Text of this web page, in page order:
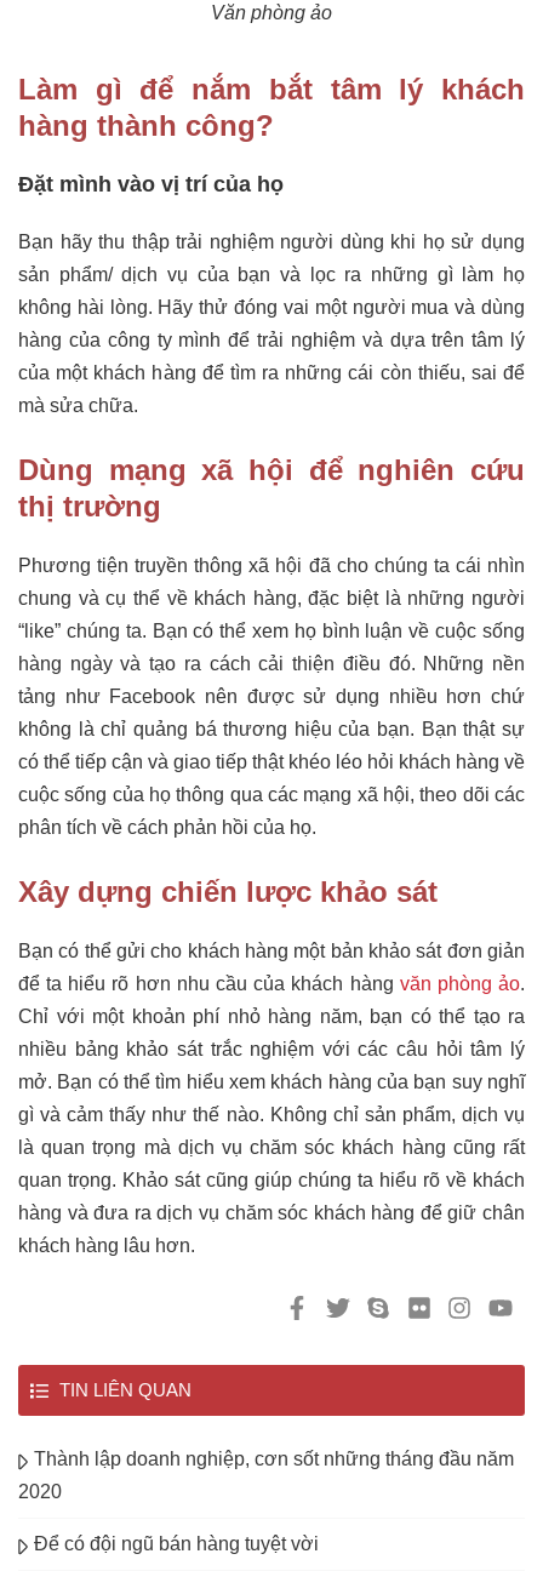
Văn phòng ảo
Làm gì để nắm bắt tâm lý khách
hàng thành công?
Đặt mình vào vị trí của họ
Bạn hãy thu thập trải nghiệm người dùng khi họ sử dụng
sản phẩm/ dịch vụ của bạn và lọc ra những gì làm họ
không hài lòng. Hãy thử đóng vai một người mua và dùng
hàng của công ty mình để trải nghiệm và dựa trên tâm lý
của một khách hàng để tìm ra những cái còn thiếu, sai để
mà sửa chữa.
Dùng mạng xã hội để nghiên cứu
thị trường
Phương tiện truyền thông xã hội đã cho chúng ta cái nhìn
chung và cụ thể về khách hàng, đặc biệt là những người
“like” chúng ta. Bạn có thể xem họ bình luận về cuộc sống
hàng ngày và tạo ra cách cải thiện điều đó. Những nền
tảng như Facebook nên được sử dụng nhiều hơn chứ
không là chỉ quảng bá thương hiệu của bạn. Bạn thật sự
có thể tiếp cận và giao tiếp thật khéo léo hỏi khách hàng về
cuộc sống của họ thông qua các mạng xã hội, theo dõi các
phân tích về cách phản hồi của họ.
Xây dựng chiến lược khảo sát
Bạn có thể gửi cho khách hàng một bản khảo sát đơn giản
để ta hiểu rõ hơn nhu cầu của khách hàng văn phòng ảo.
Chỉ với một khoản phí nhỏ hàng năm, bạn có thể tạo ra
nhiều bảng khảo sát trắc nghiệm với các câu hỏi tâm lý
mở. Bạn có thể tìm hiểu xem khách hàng của bạn suy nghĩ
gì và cảm thấy như thế nào. Không chỉ sản phẩm, dịch vụ
là quan trọng mà dịch vụ chăm sóc khách hàng cũng rất
quan trọng. Khảo sát cũng giúp chúng ta hiểu rõ về khách
hàng và đưa ra dịch vụ chăm sóc khách hàng để giữ chân
khách hàng lâu hơn.
TIN LIÊN QUAN
Thành lập doanh nghiệp, cơn sốt những tháng đầu năm
2020
Để có đội ngũ bán hàng tuyệt vời